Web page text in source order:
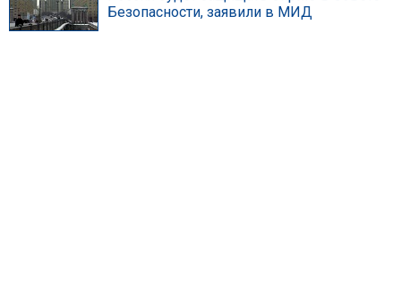
Безопасности, заявили в МИД